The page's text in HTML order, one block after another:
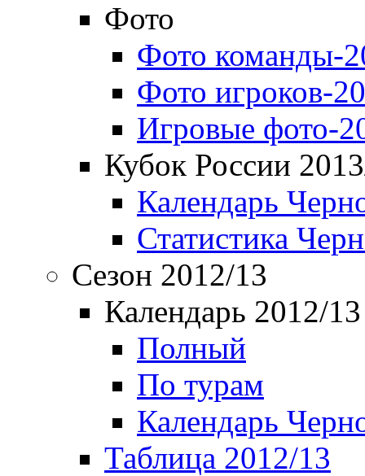
Фото
Фото команды-
Фото игроков-
Игровые фото-
Кубок России
Календарь
Статистика
Сезон 2012/13
Календарь 2012/13
Полный
По турам
Календарь
Таблица 2012/13